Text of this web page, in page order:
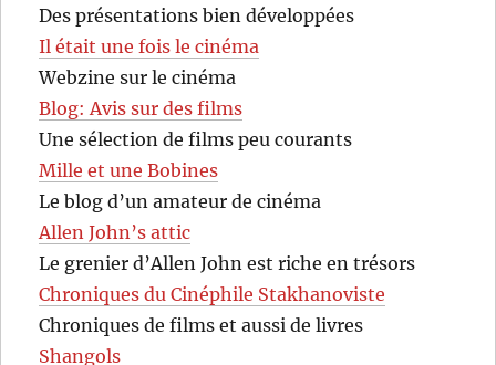
Des présentations bien développées
Il était une fois le cinéma
Webzine sur le cinéma
Blog: Avis sur des films
Une sélection de films peu courants
Mille et une Bobines
Le blog d’un amateur de cinéma
Allen John’s attic
Le grenier d’Allen John est riche en trésors
Chroniques du Cinéphile Stakhanoviste
Chroniques de films et aussi de livres
Shangols